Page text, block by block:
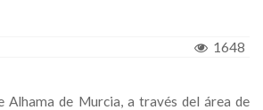
1648
Alhama de Murcia, a través del área de